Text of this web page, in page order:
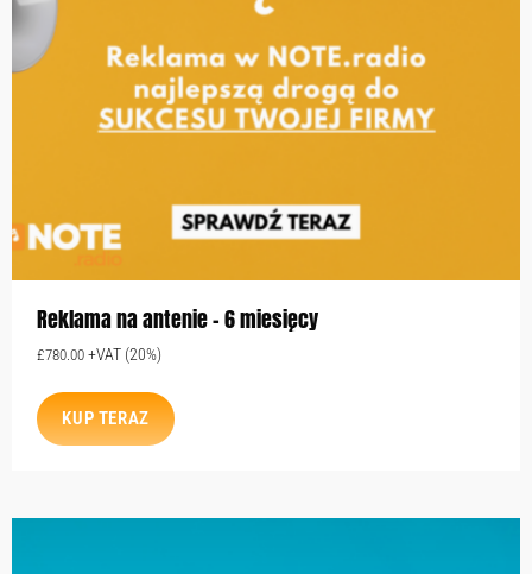
Reklama na antenie – 6 miesięcy
£780.00 +VAT (20%)
KUP TERAZ